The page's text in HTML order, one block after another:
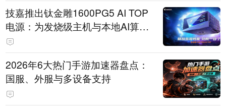
技嘉推出钛金雕1600PG5 AI TOP
电源：为发烧级主机与本地AI算力
打造旗舰供电方案
2026年6大热门手游加速器盘点：
国服、外服与多设备支持